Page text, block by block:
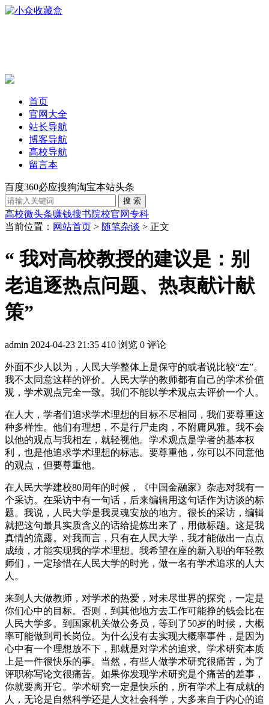
首页
官网大全
站长导航
博客导航
高校导航
留言本
百度360必应搜狗淘宝本站头条
高校微头条赚钱搜书院校官网专科
当前位置： 网站首页 > 随笔杂谈 > 正文
“ 我对高校教授的建议是：别
老追逐热点问题、热衷献计献
策”
admin 2024-04-23 21:35 410 浏览 0 评论
外面不少人以为，人民大学整体上是保守的或者说比较“左”。
我不太同意这样的评价。人民大学的教师都有自己的学术价值
观，学术观点完全一致。我们不能以学术观点去评价一个人。
在人大，学者们追求学术理想的目标不尽相同，我们要尊重这
种多样性。他们有理想，不是行尸走肉，不附庸风雅。我不会
以他的观点与我相左，就轻视他。学术观点是学者的基本权
利，也是他追求学术理想的标志。要尊重他，你可以不同意他
的观点，但要尊重他。
在人民大学建校80周年的时候，《中国金融家》杂志对我有一
个采访。在采访中有一句话，后来编辑用这句话作为访谈的标
题。我说，人民大学是我灵魂安放的地方。很长的采访，编辑
就把这句最具实质含义的话给提炼出来了，用做标题。这是我
真情的流露。对我而言，只有在人民大学，我才能做出一点点
成绩，才能实现我的学术理想。我希望在座的新入职的年轻教
师们，一定珍惜在人民大学的时光，做一名有学术追求的人大
人。
来到人大做教师，对学术的热爱，对未尽世界的探究，一定是
你们心中的目标。否则，到其他地方去工作可能挣的钱会比在
人民大学多。到国家机关做公务员，等到了50岁的时候，大概
率可能做到司长岗位。为什么没有去实现大概率事件，是因为
心中有一个理想放不下，那就是对学术的追求。学术研究本质
上是一件很快乐的事。当然，有些人做学术研究很痛苦，为了
评职称写论文很痛苦。如果你发现学术研究是个痛苦的差事，
你就要离开它。学术研究一定是快乐的，所有学术上有成就的
人，无论是自然科学还是人文社会科学，大多来自于内心的追